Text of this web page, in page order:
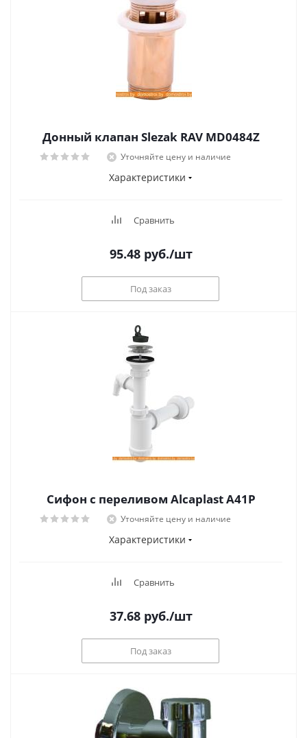
Донный клапан Slezak RAV MD0484Z
Уточняйте цену и наличие
Характеристики
Сравнить
95.48 руб./шт
Под заказ
Сифон с переливом Alcaplast A41P
Уточняйте цену и наличие
Характеристики
Сравнить
37.68 руб./шт
Под заказ